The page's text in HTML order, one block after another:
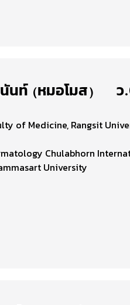
นท์ (หมอโมส) | ว
of Medicine, Rangsit
Chulabhorn
University